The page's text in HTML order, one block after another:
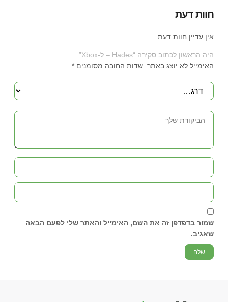
חוות דעת
אין עדיין חוות דעת.
היה הראשון לכתוב סקירה “Hades – ל-Xbox”
האימייל לא יוצג באתר. שדות החובה מסומנים *
שמור בדפדפן זה את השם, האימייל והאתר שלי לפעם הבאה
שאגיב.